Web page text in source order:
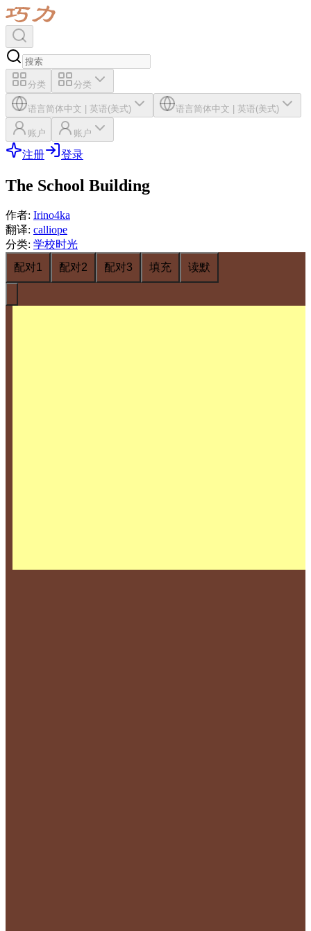
分类 分类
语言简体中文 | 英语(美式) 语言简体中文 | 英语(美式)
账户 账户
注册 登录
The School Building
作者: Irino4ka
翻译: calliope
分类: 学校时光
配对1
配对2 配对3 填充 读默